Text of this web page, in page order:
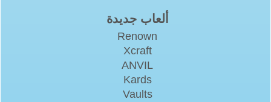
ألعاب جديدة
Renown
Xcraft
ANVIL
Kards
Vaults